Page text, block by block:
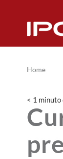
Home
< 1 minuto